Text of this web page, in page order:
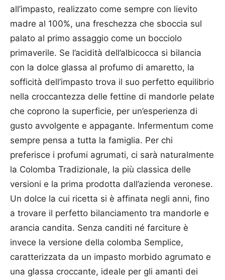
all’impasto, realizzato come sempre con lievito
madre al 100%, una freschezza che sboccia sul
palato al primo assaggio come un bocciolo
primaverile. Se l’acidità dell’albicocca si bilancia
con la dolce glassa al profumo di amaretto, la
sofficità dell’impasto trova il suo perfetto equilibrio
nella croccantezza delle fettine di mandorle pelate
che coprono la superficie, per un’esperienza di
gusto avvolgente e appagante. Infermentum come
sempre pensa a tutta la famiglia. Per chi
preferisce i profumi agrumati, ci sarà naturalmente
la Colomba Tradizionale, la più classica delle
versioni e la prima prodotta dall’azienda veronese.
Un dolce la cui ricetta si è affinata negli anni, fino
a trovare il perfetto bilanciamento tra mandorle e
arancia candita. Senza canditi né farciture è
invece la versione della colomba Semplice,
caratterizzata da un impasto morbido agrumato e
una glassa croccante, ideale per gli amanti dei